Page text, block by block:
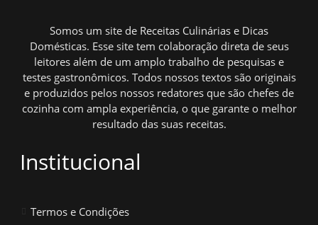
Somos um site de Receitas Culinárias e Dicas
Domésticas. Esse site tem colaboração direta de seus
leitores além de um amplo trabalho de pesquisas e
testes gastronômicos. Todos nossos textos são originais
e produzidos pelos nossos redatores que são chefes de
cozinha com ampla experiência, o que garante o melhor
resultado das suas receitas.
Institucional
Termos e Condições